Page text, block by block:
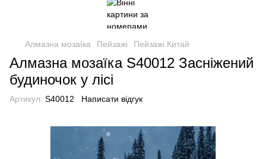
Алмазна мозаїка Пейзажі Пейзажі Китай
Алмазна мозаїка S40012 Засніжений
будиночок у лісі
Артикул: S40012 Написати відгук